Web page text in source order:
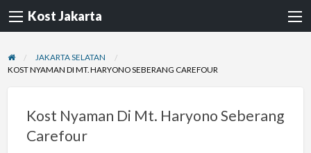
Kost Jakarta
JAKARTA SELATAN
KOST NYAMAN DI MT. HARYONO SEBERANG CAREFOUR
Kost Nyaman Di Mt. Haryono Seberang
Carefour